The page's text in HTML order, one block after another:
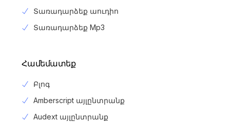
Տառադարձեք աուդիո
Տառադարձեք Mp3
Համեմատեք
Բլոգ
Amberscript այլընտրանք
Audext այլընտրանք